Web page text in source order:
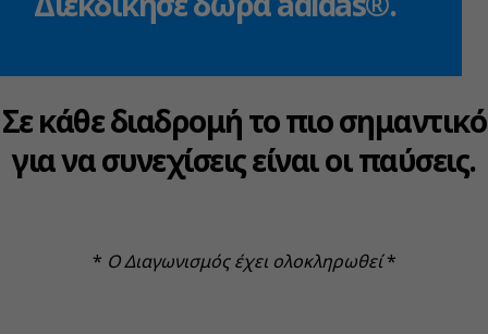
Σε κάθε διαδρομή το πιο σημαντικό
για να συνεχίσεις είναι οι παύσεις.
* Ο Διαγωνισμός έχει ολοκληρωθεί*